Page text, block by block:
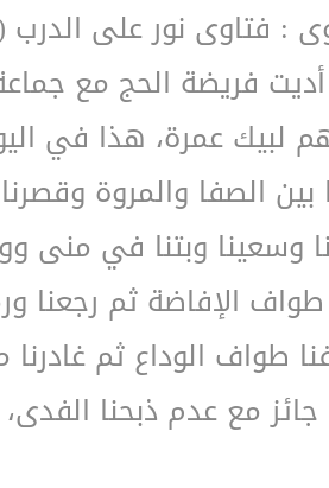
: فتاوى نور على
فريضة الحج مع
لبيك عمرة، هذا
الصفا والمروة
وسعينا وبتنا في
الإفاضة ثم رجعنا
طواف الوداع ثم
مع عدم ذبحنا